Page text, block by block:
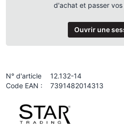
d'achat et passer vos
Ouvrir une
N° d'article
12.132-14
Code EAN :
7391482014313